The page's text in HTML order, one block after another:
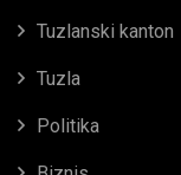
Tuzlanski kanton
Tuzla
Politika